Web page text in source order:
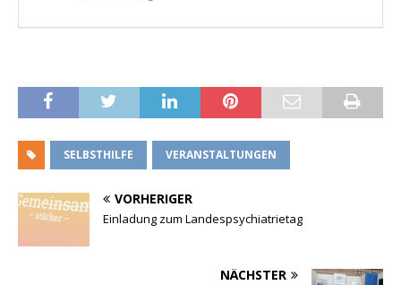
SELBSTHILFE VERANSTALTUNGEN
VORHERIGER
Einladung zum Landespsychiatrietag
NÄCHSTER